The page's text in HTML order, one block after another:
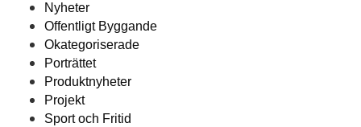
Nyheter
Offentligt Byggande
Okategoriserade
Porträttet
Produktnyheter
Projekt
Sport och Fritid